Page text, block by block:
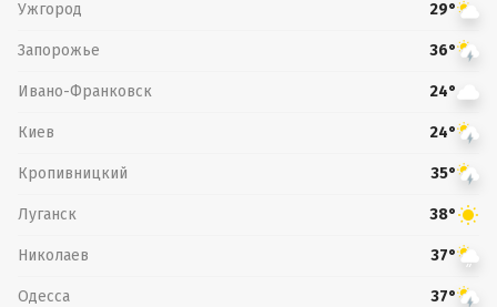
Ужгород 29°
Запорожье 36°
Ивано-Франковск 24°
Киев 24°
Кропивницкий 35°
Луганск 38°
Николаев 37°
Одесса 37°